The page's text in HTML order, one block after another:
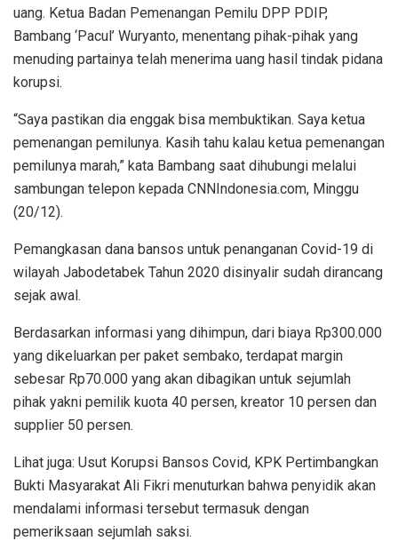
uang. Ketua Badan Pemenangan Pemilu DPP PDIP,
Bambang ‘Pacul’ Wuryanto, menentang pihak-pihak yang
menuding partainya telah menerima uang hasil tindak pidana
korupsi.
“Saya pastikan dia enggak bisa membuktikan. Saya ketua
pemenangan pemilunya. Kasih tahu kalau ketua pemenangan
pemilunya marah,” kata Bambang saat dihubungi melalui
sambungan telepon kepada CNNIndonesia.com, Minggu
(20/12).
Pemangkasan dana bansos untuk penanganan Covid-19 di
wilayah Jabodetabek Tahun 2020 disinyalir sudah dirancang
sejak awal.
Berdasarkan informasi yang dihimpun, dari biaya Rp300.000
yang dikeluarkan per paket sembako, terdapat margin
sebesar Rp70.000 yang akan dibagikan untuk sejumlah
pihak yakni pemilik kuota 40 persen, kreator 10 persen dan
supplier 50 persen.
Lihat juga: Usut Korupsi Bansos Covid, KPK Pertimbangkan
Bukti Masyarakat Ali Fikri menuturkan bahwa penyidik akan
mendalami informasi tersebut termasuk dengan
pemeriksaan sejumlah saksi.